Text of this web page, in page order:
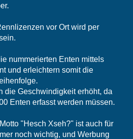
vor Ort wird per
nummerierten Enten mittels
und erleichtern somit die
die Geschwindigkeit erhöht, da
Enten erfasst werden müssen.
"Hesch Xseh?" ist auch für
noch wichtig, und Werbung